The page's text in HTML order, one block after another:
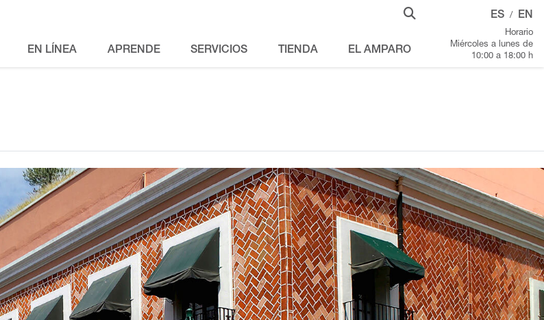
EN LÍNEA APRENDE SERVICIOS TIENDA EL AMPARO
ES / EN
Horario
Miércoles a lunes de
10:00 a 18:00 h